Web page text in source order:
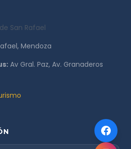
San Rafael
Mendoza
Av Gral. Paz, Av. Granaderos